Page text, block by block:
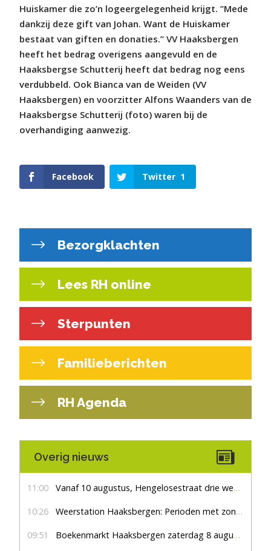
Huiskamer die zo’n logeergelegenheid krijgt. ”Mede
dankzij deze gift van Johan. Want de Huiskamer
bestaat van giften en donaties.” VV Haaksbergen
heeft het bedrag overigens aangevuld en de
Haaksbergse Schutterij heeft dat bedrag nog eens
verdubbeld. Ook Bianca van de Weiden (VV
Haaksbergen) en voorzitter Alfons Waanders van de
Haaksbergse Schutterij (foto) waren bij de
overhandiging aanwezig.
Facebook Twitter 1
Bezorgklachten
Lees RH online
Sterpunten
Familieberichten
RH Agenda
Overig nieuws
11:00 Vanaf 10 augustus, Hengelosestraat drie weken dicht voor doorgaand verkeer
10:26 Weerstation Haaksbergen: Perioden met zon en droog
09:51 Boekenmarkt Haaksbergen zaterdag 8 augustus, marktplein Haaksbergen